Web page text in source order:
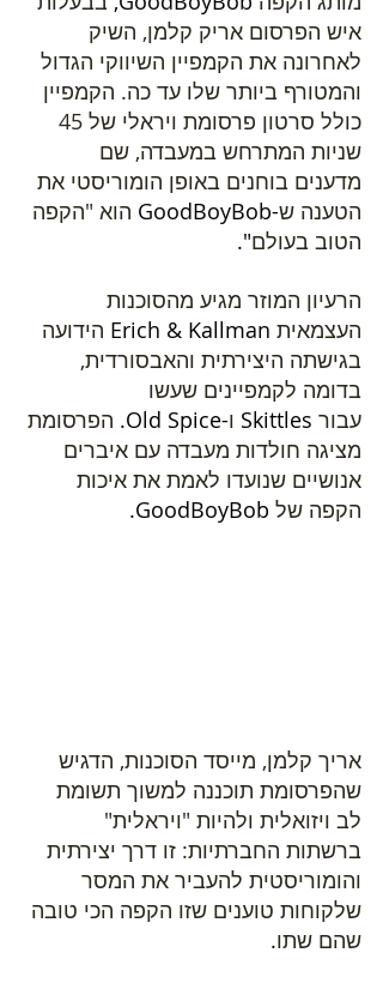
איש הפרסום אריק קלמן, השיק
לאחרונה את הקמפיין השיווקי הגדול
והמטורף ביותר שלו עד כה. הקמפיין
שניות המתרחש במעבדה, שם
מדענים בוחנים באופן הומוריסטי את
הטענה ש-GoodBoyBob
הוא "הקפה
הטוב בעולם".
הרעיון המוזר מגיע מהסוכנות
העצמאית
הידועה
בגישתה היצירתית והאבסורדית,
בדומה לקמפיינים שעשו
עבור
ו-Old Spice.
הפרסומת
מציגה חולדות מעבדה עם איברים
אנושיים שנועדו לאמת את איכות
הקפה של
אריך קלמן, מייסד הסוכנות, הדגיש
שהפרסומת תוכננה למשוך תשומת
לב ויזואלית ולהיות "ויראלית"
ברשתות החברתיות: זו דרך יצירתית
והומוריסטית להעביר את המסר
שלקוחות טוענים שזו הקפה הכי טובה
שהם שתו.